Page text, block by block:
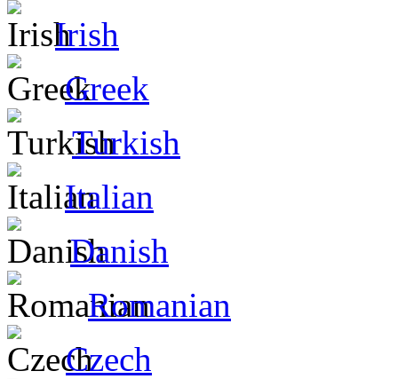
Irish
Greek
Turkish
Italian
Danish
Romanian
Czech